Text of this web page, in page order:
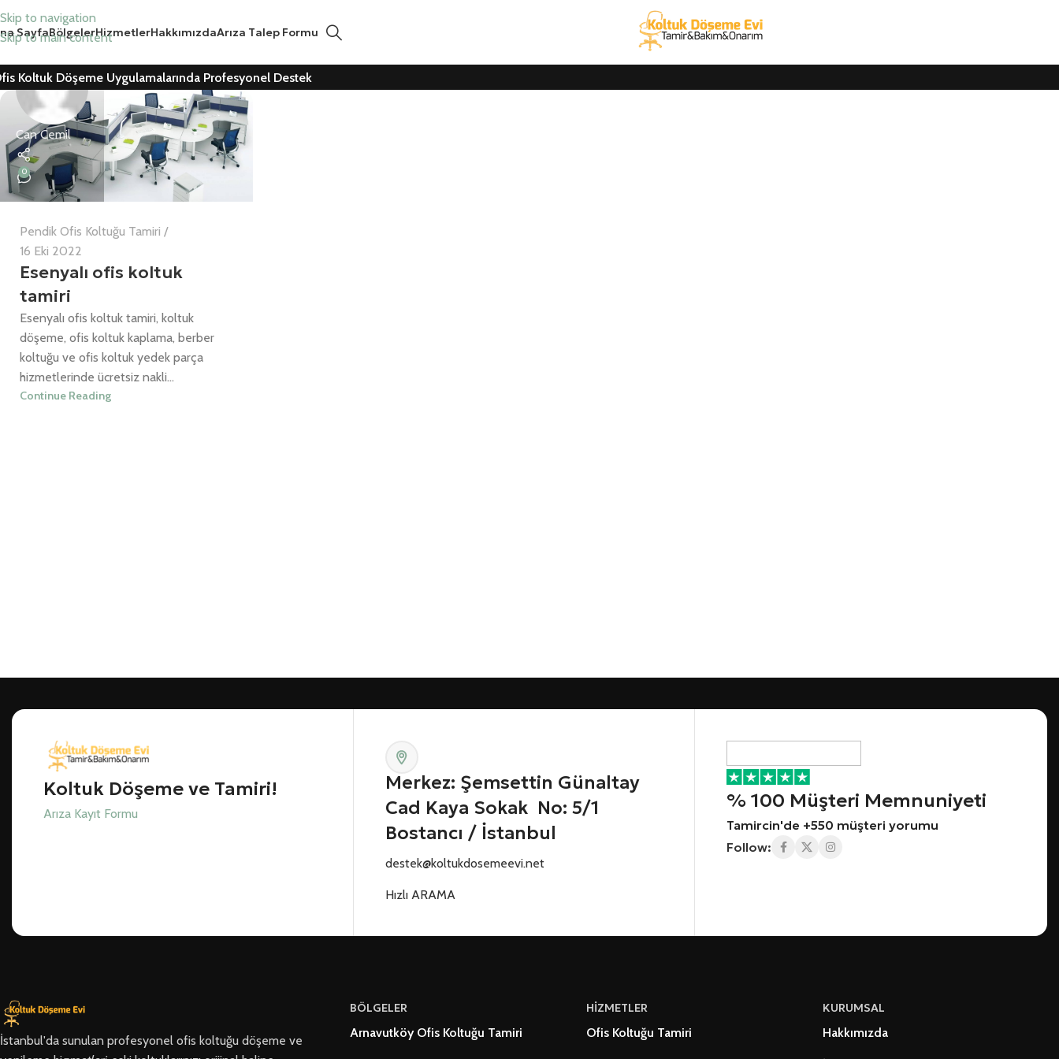
Skip to navigation
Skip to main content
SayfaBölgelerHizmetlerHakkımızdaArıza Talep Formu
Koltuk Döşeme Uygulamalarında Profesyonel Destek
Can Cemil
0
Pendik Ofis Koltuğu Tamiri
16 Eki 2022
Esenyalı ofis koltuk
tamiri
Esenyalı ofis koltuk tamiri, koltuk
döşeme, ofis koltuk kaplama, berber
koltuğu ve ofis koltuk yedek parça
hizmetlerinde ücretsiz nakli...
Continue Reading
Koltuk Döşeme ve Tamiri!
Arıza Kayıt Formu
Merkez: Şemsettin Günaltay
Cad Kaya Sokak No: 5/1
Bostancı / İstanbul
destek@koltukdosemeevi.net
Hızlı ARAMA
% 100 Müşteri Memnuniyeti
Tamircin'de +550 müşteri yorumu
Follow:
İstanbul'da sunulan profesyonel ofis koltuğu döşeme ve
BÖLGELER
Arnavutköy Ofis Koltuğu Tamiri
HİZMETLER
Ofis Koltuğu Tamiri
KURUMSAL
Hakkımızda